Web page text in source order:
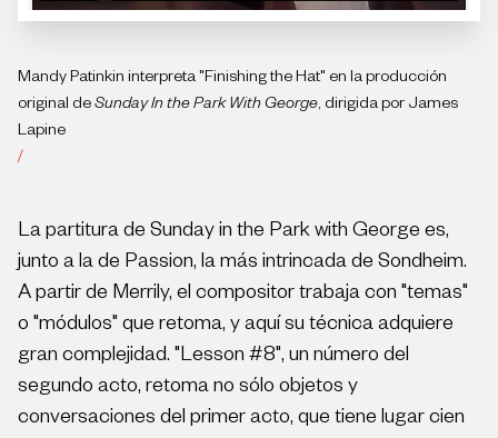
Mandy Patinkin interpreta "Finishing the Hat" en la producción
original deSunday In the Park With George, dirigida por James
Lapine
/
La partitura de Sunday in the Park with George es,
junto a la de Passion, la más intrincada de Sondheim.
A partir de Merrily, el compositor trabaja con "temas"
o "módulos" que retoma, y aquí su técnica adquiere
gran complejidad. "Lesson #8", un número del
segundo acto, retoma no sólo objetos y
conversaciones del primer acto, que tiene lugar cien